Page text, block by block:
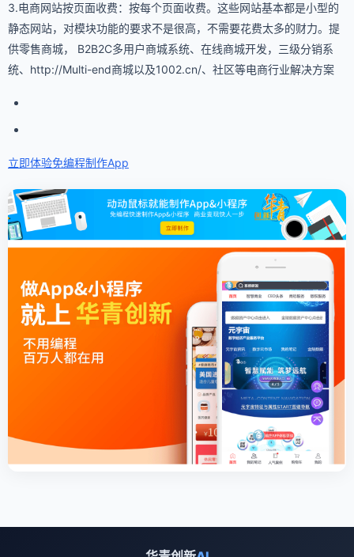
3.电商网站按页面收费：按每个页面收费。这些网站基本都是小型的
静态网站，对模块功能的要求不是很高，不需要花费太多的财力。提
供零售商城， B2B2C多用户商城系统、在线商城开发，三级分销系
统、http://Multi-end商城以及1002.cn/、社区等电商行业解决方案
立即体验免编程制作App